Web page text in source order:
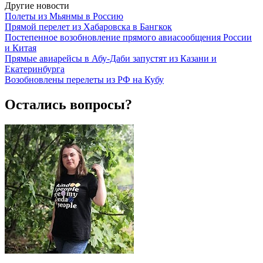
Другие новости
Полеты из Мьянмы в Россию
Прямой перелет из Хабаровска в Бангкок
Постепенное возобновление прямого авиасообщения России
и Китая
Прямые авиарейсы в Абу-Даби запустят из Казани и
Екатеринбурга
Возобновлены перелеты из РФ на Кубу
Остались вопросы?